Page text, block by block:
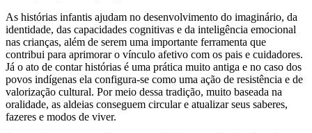
As histórias infantis ajudam no desenvolvimento do imaginário, da
identidade, das capacidades cognitivas e da inteligência emocional
nas crianças, além de serem uma importante ferramenta que
contribui para aprimorar o vínculo afetivo com os pais e cuidadores.
Já o ato de contar histórias é uma prática muito antiga e no caso dos
povos indígenas ela configura-se como uma ação de resistência e de
valorização cultural. Por meio dessa tradição, muito baseada na
oralidade, as aldeias conseguem circular e atualizar seus saberes,
fazeres e modos de viver.